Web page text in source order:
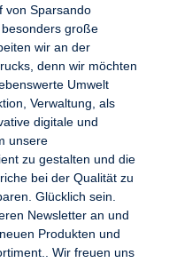
von Sparsando
große
wir an der
denn wir möchten
Umwelt
Verwaltung, als
digitale und
unsere
zu gestalten und die
bei der Qualität zu
Glücklich sein.
Newsletter an und
Produkten und
Wir freuen uns